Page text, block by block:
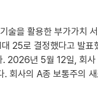
을 활용한 부가가치
로 결정했다고 발
2026년 5월 12일, 회
회사의 A종 보통주의